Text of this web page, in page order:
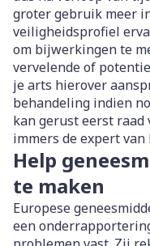
groter gebruik meer
veiligheidsprofiel
om bijwerkingen te
vervelende of
je arts hierover
behandeling indien
kan gerust eerst raad
immers de expert van
Help
te maken
Europese
een